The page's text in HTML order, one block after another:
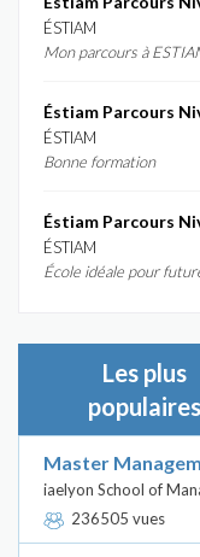
ÉSTIAM
Mon parcours à
Éstiam Parcours
ÉSTIAM
Bonne formation
Éstiam Parcours
ÉSTIAM
École idéale pour
Les plus
populaires
Master
iaelyon School of
236505 vues